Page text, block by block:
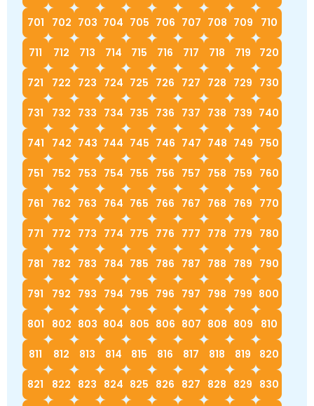
701 702 703 704 705 706 707 708 709 710
711 712 713 714 715 716 717 718 719 720
721 722 723 724 725 726 727 728 729 730
731 732 733 734 735 736 737 738 739 740
741 742 743 744 745 746 747 748 749 750
751 752 753 754 755 756 757 758 759 760
761 762 763 764 765 766 767 768 769 770
771 772 773 774 775 776 777 778 779 780
781 782 783 784 785 786 787 788 789 790
791 792 793 794 795 796 797 798 799 800
801 802 803 804 805 806 807 808 809 810
811 812 813 814 815 816 817 818 819 820
821 822 823 824 825 826 827 828 829 830